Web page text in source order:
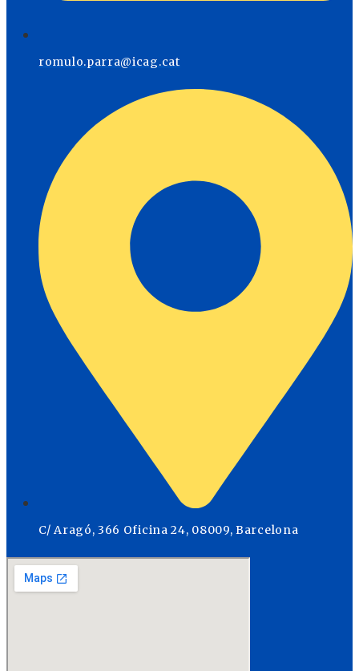
romulo.parra@icag.cat
C/ Aragó, 366 Oficina 24, 08009, Barcelona